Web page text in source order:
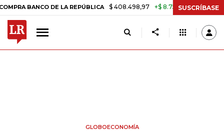
DE LA REPÚBLICA $ 408.498,97 +$ 8.753,81 +2,19% TASA
SUSCRÍBASE
GLOBOECONOMÍA